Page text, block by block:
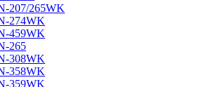
207/265WK
274WK
459WK
265
308WK
358WK
359WK